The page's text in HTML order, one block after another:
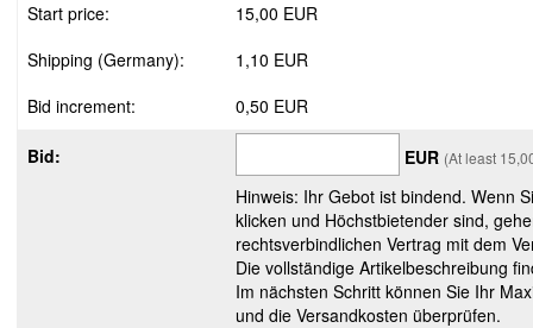
Start price:
15,00 EUR
Shipping (Germany):
1,10 EUR
Bid increment:
0,50 EUR
Bid: EUR (At least
Hinweis: Ihr Gebot ist bindend. Wenn
klicken und Höchstbietender sind,
rechtsverbindlichen Vertrag mit dem
Die vollständige Artikelbeschreibung
Im nächsten Schritt können Sie Ihr
und die Versandkosten überprüfen.